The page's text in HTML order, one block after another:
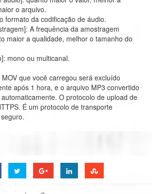
o arquivo.
formato da codificação de áudio.
A frequência da amostragem
maior a qualidade, melhor o tamanho do
mono ou multicanal.
que você carregou será excluído
após 1 hora, e o arquivo MP3 convertido
O protocolo de upload de
É um protocolo de transporte